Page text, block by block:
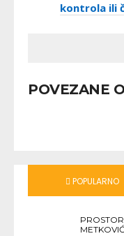
kontrola ili
POVEZANE
POPULARNO